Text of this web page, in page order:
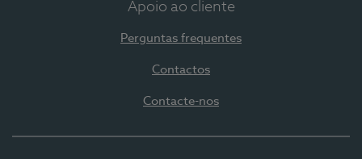
Apoio ao cliente
Perguntas frequentes
Contactos
Contacte-nos